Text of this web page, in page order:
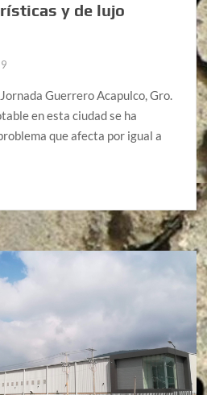
y de lujo
Guerrero Acapulco, Gro.
en esta ciudad se ha
que afecta por igual a